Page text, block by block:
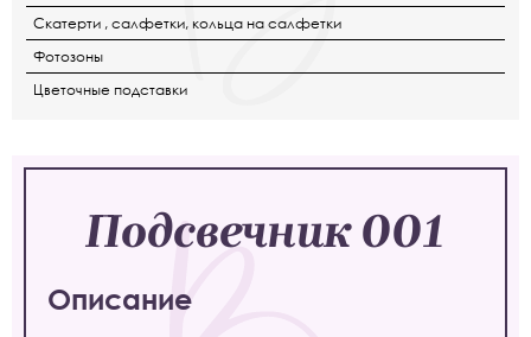
Скатерти , салфетки, кольца на салфетки
Фотозоны
Цветочные подставки
Подсвечник 001
Описание